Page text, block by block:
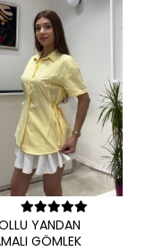
Sepete Ekle
YANDAN
GÖMLEK